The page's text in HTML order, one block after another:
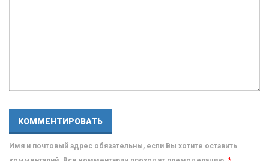
Имя и почтовый адрес обязательны, если Вы хотите оставить